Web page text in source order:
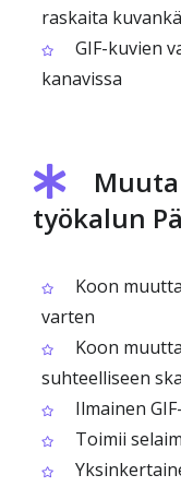
raskaita
GIF-kuvien
kanavissa
työkalun
Koon
varten
Koon
suhteelliseen
Ilmainen
Toimii